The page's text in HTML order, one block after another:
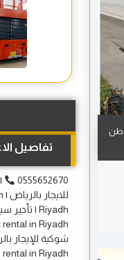
رافعة شوكية للإيجار في الرياض 2 طن
تفاصيل
0555652670
rental in Riyadh | رافعات مقصية كهربائية بالرياض | E